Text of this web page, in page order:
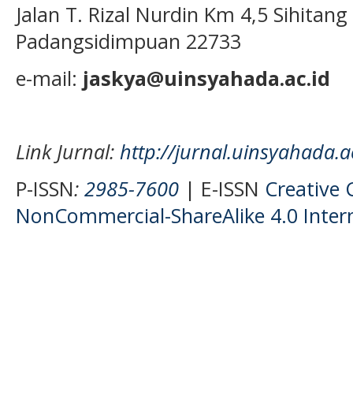
Jalan T. Rizal Nurdin Km 4,5
Padangsidimpuan 22733
e-mail: jaskya@uinsyahada.ac.id
Link Jurnal: http://
P-ISSN: 2985-7600 | E-ISSN Creative
NonCommercial-ShareAlike 4.0